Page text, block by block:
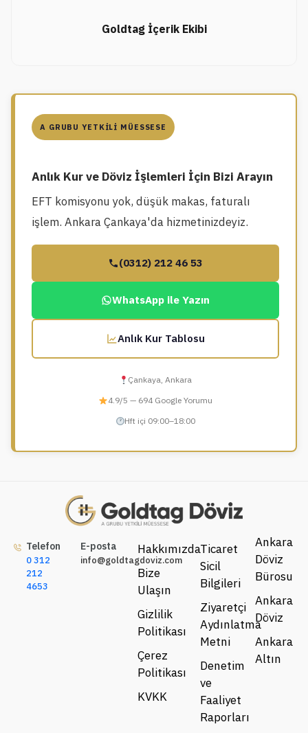
Goldtag İçerik Ekibi
A GRUBU YETKILI MÜESSESE
Anlık Kur ve Döviz İşlemleri İçin Bizi Arayın
EFT komisyonu yok, düşük makas, faturalı
işlem. Ankara Çankaya'da hizmetinizdeyiz.
(0312) 212 46 53
WhatsApp ile Yazın
Anlık Kur Tablosu
Çankaya, Ankara
4.9/5 — 694 Google Yorumu
Hft içi 09:00–18:00
Telefon
0 312
212
4653
E-posta
info@goldtagdoviz.com
Hakkımızda
Bize
Ulaşın
Gizlilik
Politikası
Çerez
Politikası
KVKK
Ticaret
Sicil
Bilgileri
Ziyaretçi
Aydınlatma
Metni
Denetim
ve
Faaliyet
Raporları
Ankara
Döviz
Bürosu
Ankara
Döviz
Ankara
Altın